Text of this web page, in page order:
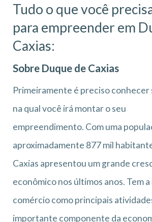
Tudo o que você
para empreender em
Caxias:
Sobre Duque de Caxias
Primeiramente é preciso conhecer
na qual você irá montar o seu
empreendimento. Com uma
aproximadamente 877 mil
Caxias apresentou um grande
econômico nos últimos anos. Tem
comércio como principais
importante componente da